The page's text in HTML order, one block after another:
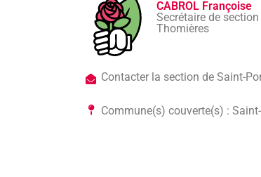
CABROL Françoise
Secrétaire de
Thomières
Contacter la section de Saint-
Commune(s) couverte(s) :